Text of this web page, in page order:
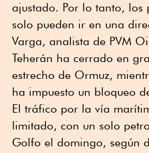
ajustado. Por lo tanto, los
solo pueden ir en una
Varga, analista de PVM
Teherán ha cerrado en
estrecho de Ormuz,
ha impuesto un bloqueo
El tráfico por la vía
limitado, con un solo
Golfo el domingo, según